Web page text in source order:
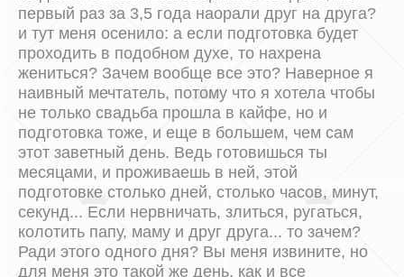
первый раз за 3,5 года наорали друг на друга?
и тут меня осенило: а если подготовка будет
проходить в подобном духе, то нахрена
жениться? Зачем вообще все это? Наверное я
наивный мечтатель, потому что я хотела чтобы
не только свадьба прошла в кайфе, но и
подготовка тоже, и еще в большем, чем сам
этот заветный день. Ведь готовишься ты
месяцами, и проживаешь в ней, этой
подготовке столько дней, столько часов, минут,
секунд... Если нервничать, злиться, ругаться,
колотить папу, маму и друг друга... то зачем?
Ради этого одного дня? Вы меня извините, но
для меня это такой же день, как и все